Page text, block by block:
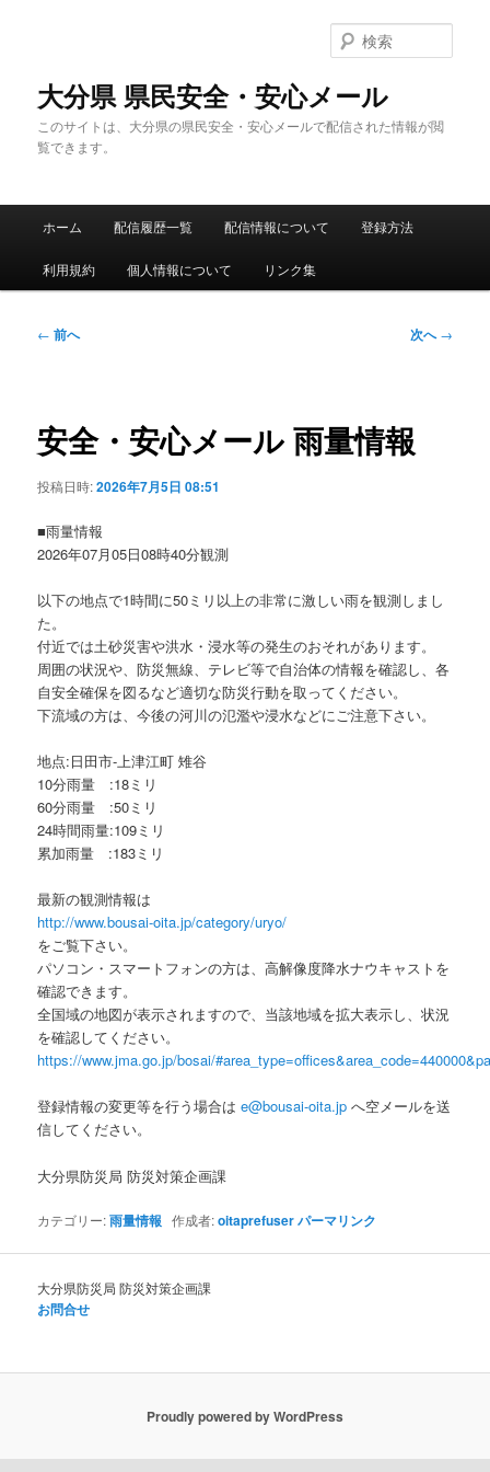
大分県 県民安全・安心メール
このサイトは、大分県の県民安全・安心メールで配信された情報が閲
覧できます。
索
メ
ホーム 配信履歴一覧 配信情報について 登録方法
利用規約 個人情報について リンク集
投
ゲ
ー
ョ
← 前へ 次へ→
安全・安心メール 雨量情報
投稿日時:2026年7月5日 08:51
■雨量情報
2026年07月05日08時40分観測
以下の地点で1時間に50ミリ以上の非常に激しい雨を観測しまし
た。
付近では土砂災害や洪水・浸水等の発生のおそれがあります。
周囲の状況や、防災無線、テレビ等で自治体の情報を確認し、各
自安全確保を図るなど適切な防災行動を取ってください。
下流域の方は、今後の河川の氾濫や浸水などにご注意下さい。
地点:日田市-上津江町 雉谷
10分雨量 :18ミリ
60分雨量 :50ミリ
24時間雨量:109ミリ
累加雨量 :183ミリ
最新の観測情報は
http://www.bousai-oita.jp/category/uryo/
をご覧下さい。
パソコン・スマートフォンの方は、高解像度降水ナウキャストを
確認できます。
全国域の地図が表示されますので、当該地域を拡大表示し、状況
を確認してください。
https://www.jma.go.jp/bosai/
登録情報の変更等を行う場合はe@bousai-oita.jp へ空メールを送
信してください。
大分県防災局 防災対策企画課
カテゴリー:雨量情報 作成者:oitaprefuserパーマリンク
大分県防災局 防災対策企画課
お問合せ
Proudly powered by WordPress